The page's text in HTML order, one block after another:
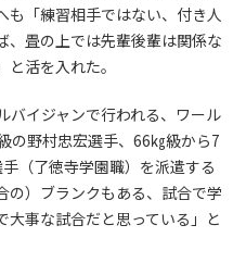
も「練習相手ではない、付き人
、畳の上では先輩後輩は関係な
活を入れた。
バイジャンで行われる、ワール
野村忠宏選手、66㎏級から7
（了徳寺学園職）を派遣する
の）ブランクもある、試合で学
大事な試合だと思っている」と